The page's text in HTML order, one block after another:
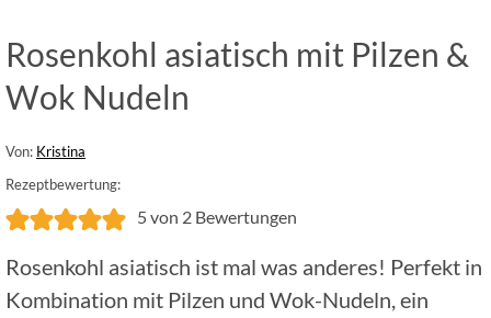
Rosenkohl asiatisch mit Pilzen &
Wok Nudeln
Von: Kristina
Rezeptbewertung:
5von 2 Bewertungen
Rosenkohl asiatisch ist mal was anderes! Perfekt in
Kombination mit Pilzen und Wok-Nudeln, ein